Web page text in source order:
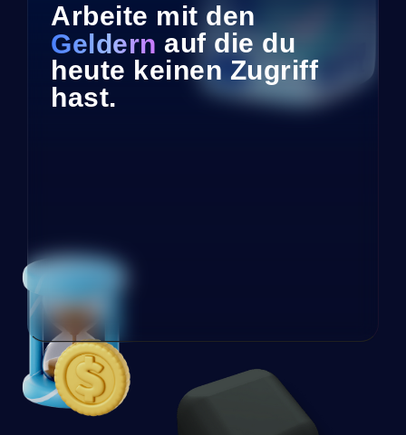
Arbeite mit den
Geldern auf die du
heute keinen Zugriff
hast.